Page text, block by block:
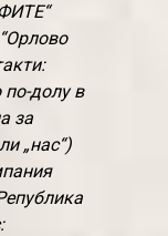
по-долу в
за
„нас“)